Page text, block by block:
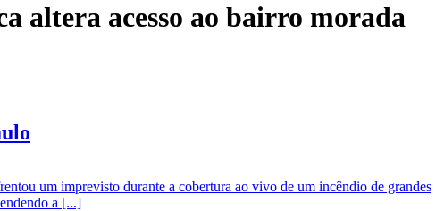
altera acesso ao bairro morada
um imprevisto durante a cobertura ao vivo de um incêndio de grandes
a [...]